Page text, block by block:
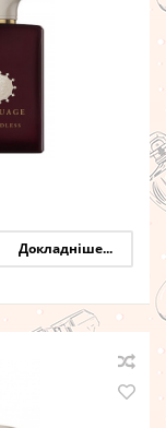
Докладніше...